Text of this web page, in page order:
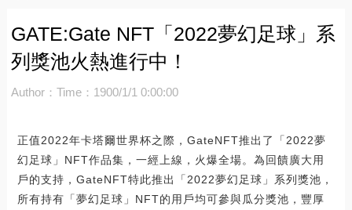
GATE:Gate NFT「2022夢幻足球」系
列獎池火熱進行中！
Author： Time：1900/1/1 0:00:00
正值2022年卡塔爾世界杯之際，GateNFT推出了「2022夢
幻足球」NFT作品集，一經上線，火爆全場。為回饋廣大用
戶的支持，GateNFT特此推出「2022夢幻足球」系列獎池，
所有持有「夢幻足球」NFT的用戶均可參與瓜分獎池，豐厚